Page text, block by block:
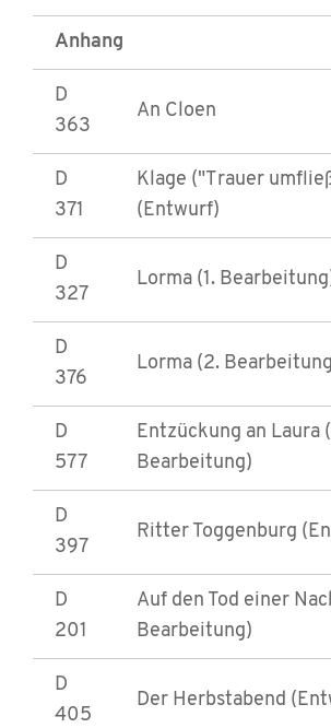
Anhang
D
363
An Cloen
D
371
Klage ("Trauer
(Entwurf)
D
327
Lorma (1.
D
376
Lorma (2.
D
577
Entzückung an Laura
Bearbeitung)
D
397
Ritter Toggenburg
D
201
Auf den Tod einer
Bearbeitung)
D
405
Der Herbstabend